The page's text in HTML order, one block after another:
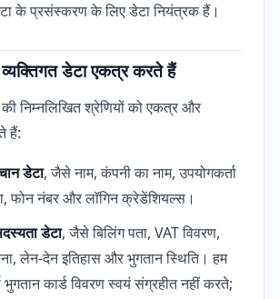
के प्रसंस्करण के लिए डेटा नियंत्रक हैं।
डेटा एकत्र करते हैं
निम्नलिखित श्रेणियों को एकत्र और
हैं:
डेटा, जैसे नाम, कंपनी का नाम, उपयोगकर्ता
फोन नंबर और लॉगिन क्रेडेंशियल्स।
डेटा, जैसे बिलिंग पता, VAT विवरण,
लेन-देन इतिहास और भुगतान स्थिति। हम
भुगतान कार्ड विवरण स्वयं संग्रहीत नहीं करते;